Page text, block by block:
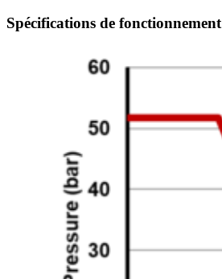
Spécifications de fonctionnement